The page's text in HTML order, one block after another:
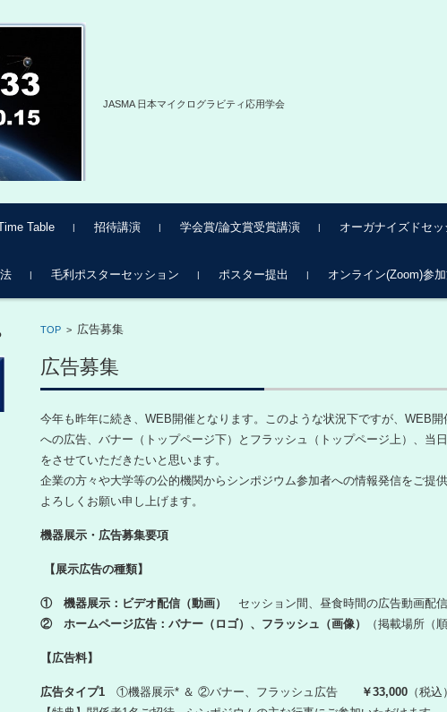
JASMA 日本マイクログラビティ応用学会
Table 招待講演
10月13日 招待講演
10月14日 招待講演
学会賞/論文賞受賞講演 オーガナイズドセ
OS1 宇宙惑星居住
OS2 ECLSSの展望
OS3 国際宇宙ステ
OS4 微小重力燃焼
OS5 宇宙探査に向け
毛利ポスターセッション ポスター提出 オンライン(Zoom)参
TOP> 広告募集
広告募集
今年も昨年に続き、WEB開催となります。このような状況下ですが、WEB
への広告、バナー（トップページ下）とフラッシュ（トップページ上）、当
をさせていただきたいと思います。
企業の方々や大学等の公的機関からシンポジウム参加者への情報発信をご提
よろしくお願い申し上げます。
機器展示・広告募集要項
【展示広告の種類】
① 機器展示：ビデオ配信（動画） セッション間、昼食時間の広告動画配信
② ホームページ広告：バナー（ロゴ）、フラッシュ（画像）
（掲載場所（
【広告料】
広告タイプ1 ①機器展示* ＆ ②バナー、フラッシュ広告 ￥33,000（税込